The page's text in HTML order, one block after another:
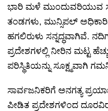
ಭಾರಿ ಮಳೆ ಮುಂದುವರಿಯುವ
ತಂಡಗಳು, ಮುನ್ಸಿಪಲ್
ಹಗಲಿರುಳು ಸನ್ನದ್ಧವಾಗಿವೆ.
ಪ್ರದೇಶಗಳಲ್ಲಿ ನೀರಿನ ಮಟ್ಟ
ಪರಿಸ್ಥಿತಿಯನ್ನು ಸೂಕ್ಷ್ಮವಾಗಿ
ಸಾರ್ವಜನಿಕರಿಗೆ ಅನಗತ್ಯ
ಪೀಡಿತ ಪ್ರದೇಶಗಳಿಂದ